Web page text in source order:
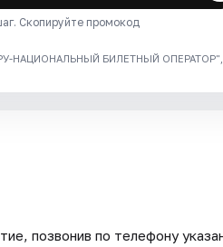
Скопируйте промокод
НАЦИОНАЛЬНЫЙ БИЛЕТНЫЙ ОПЕРАТОР",
позвонив по телефону